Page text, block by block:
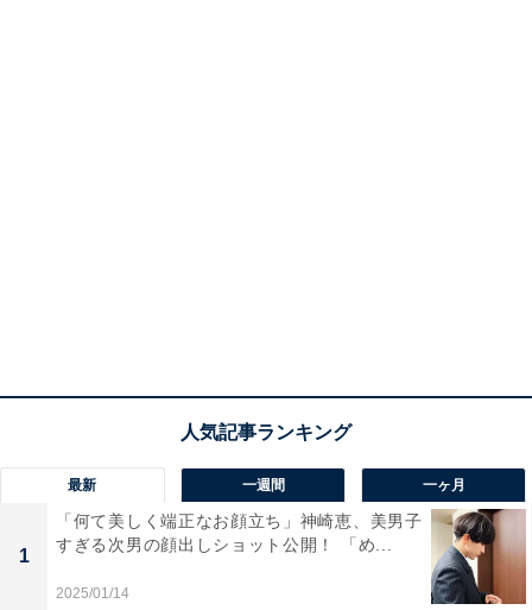
最新 一週間 一ヶ月
1
「何て美しく端正なお顔立ち」神崎恵、美男子
すぎる次男の顔出しショット公開！ 「め...
2025/01/14